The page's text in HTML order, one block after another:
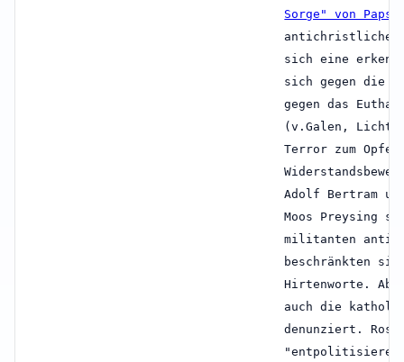
Sorge" von
antichristliche
sich eine
sich gegen die
gegen das
(v.Galen,
Terror zum
Adolf Bertram
Moos Preysing
militanten
beschränkten
Hirtenworte.
auch die
denunziert.